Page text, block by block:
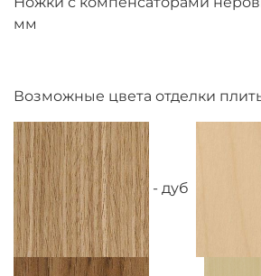
мм
Возможные цвета отделки
- дуб